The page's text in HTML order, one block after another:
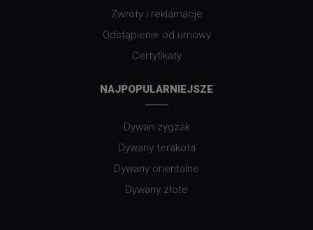
Zwroty i reklamacje
Odstąpienie od umowy
Certyfikaty
NAJPOPULARNIEJSZE
Dywan zygzak
Dywany terakota
Dywany orientalne
Dywany złote